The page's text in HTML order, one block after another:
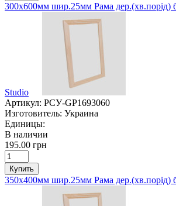
300х600мм шир.25мм Рама дер.(хв.порід)
Studio
Артикул: РСУ-GP1693060
Изготовитель: Украина
Единицы:
В наличии
195.00 грн
Купить
350х400мм шир.25мм Рама дер.(хв.порід)